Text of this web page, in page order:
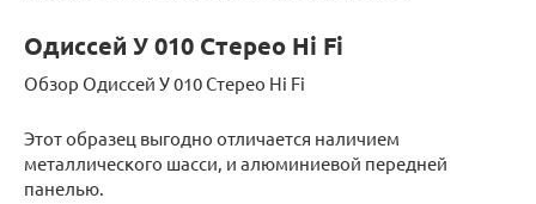
Одиссей У 010 Стерео Hi Fi
Обзор Одиссей У 010 Стерео Hi Fi
Этот образец выгодно отличается наличием
металлического шасси, и алюминиевой передней
панелью.